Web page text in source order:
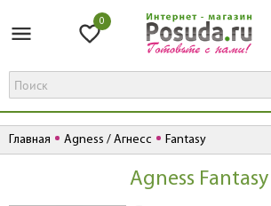
0
Главная Agness / Агнесс Fantasy
Agness Fantasy